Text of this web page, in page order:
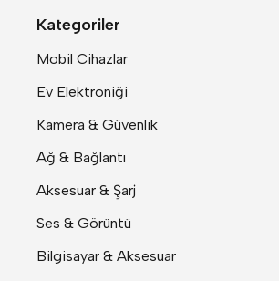
Kategoriler
Mobil Cihazlar
Ev Elektroniği
Kamera & Güvenlik
Ağ & Bağlantı
Aksesuar & Şarj
Ses & Görüntü
Bilgisayar & Aksesuar